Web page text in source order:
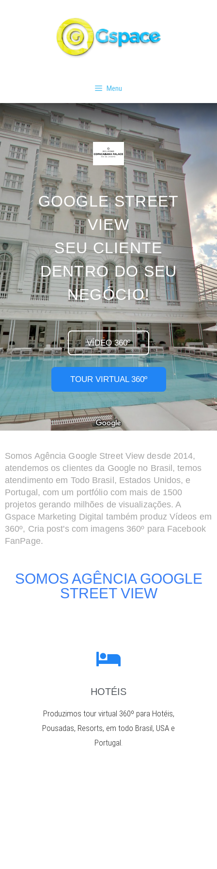
Menu
GOOGLE STREET
VIEW
SEU CLIENTE
DENTRO DO SEU
NEGÓCIO!
VÍDEO 360º
TOUR VIRTUAL 360º
Somos Agência Google Street View desde 2014,
atendemos os clientes da Google no Brasil, temos
atendimento em Todo Brasil, Estados Unidos, e
Portugal, com um portfólio com mais de 1500
projetos gerando milhões de visualizações. A
Gspace Marketing Digital também produz Vídeos em
360º, Cria post's com imagens 360º para Facebook
FanPage.
SOMOS AGÊNCIA GOOGLE
STREET VIEW
HOTÉIS
Produzimos tour virtual 360º para Hotéis,
Pousadas, Resorts, em todo Brasil, USA e
Portugal.